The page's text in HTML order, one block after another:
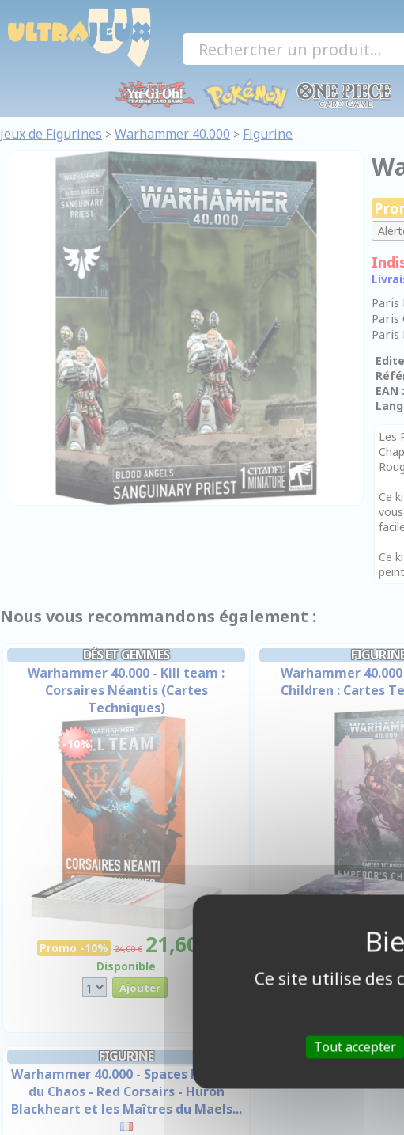
Jeux de Figurines > Warhammer 40.000 > Figurine
Paris
Paris
EAN :
Les
Ce
Ce
Nous vous recommandons également :
DÉS ET GEMMES
Warhammer 40.000 - Kill team :
Corsaires Néantis (Cartes
Techniques)
-10%
Promo -10% 24,00 € 21,60 €
Disponible
Warhammer
Children : Cartes
FIGURINE
Warhammer 40.000 - Spaces Marines
du Chaos - Red Corsairs - Huron
Blackheart et les Maîtres du Maels...
Panneau de gestion des cookies
Ce site utilise des
Tout accepter